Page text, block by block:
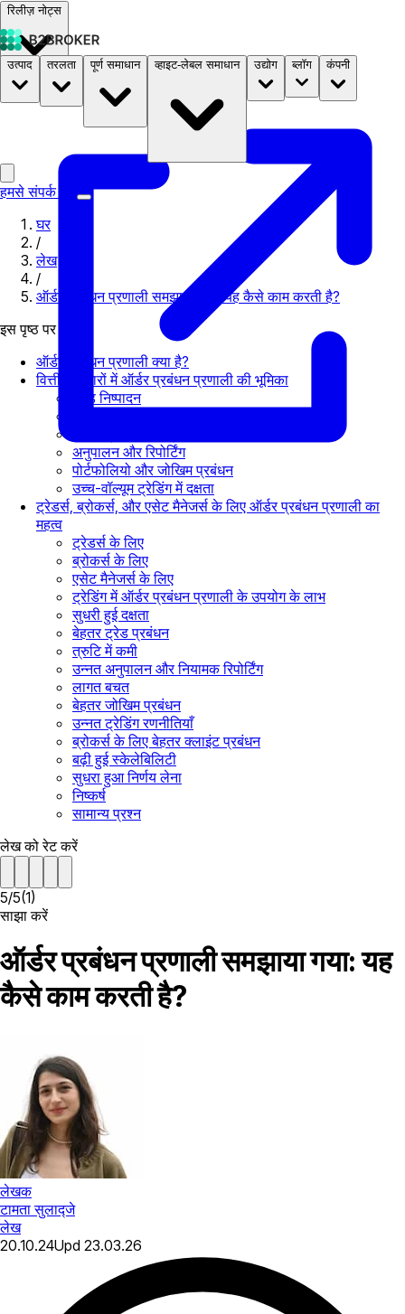
रिलीज़ नोट्स
दस्तावेज़ मूल्य निर्धारणB2STORE
उत्पाद तरलता पूर्ण समाधान व्हाइट-लेबल समाधान उद्योग ब्लॉग कंपनी
हमसे संपर्क करें
घर
/
लेख
/
ऑर्डर प्रबंधन प्रणाली​ समझाया गया: यह कैसे काम करती है?
इस पृष्ठ पर
ऑर्डर प्रबंधन प्रणाली क्या है?
वित्तीय बाजारों में ऑर्डर प्रबंधन प्रणाली की भूमिका
ट्रेड निष्पादन
अनुपालन और रिपोर्टिंग
पोर्टफोलियो और जोखिम प्रबंधन
उच्च-वॉल्यूम ट्रेडिंग में दक्षता
ट्रेडर्स, ब्रोकर्स, और एसेट मैनेजर्स के लिए ऑर्डर प्रबंधन प्रणाली का
महत्व
ट्रेडर्स के लिए
ब्रोकर्स के लिए
एसेट मैनेजर्स के लिए
ट्रेडिंग में ऑर्डर प्रबंधन प्रणाली के उपयोग के लाभ
सुधरी हुई दक्षता
बेहतर ट्रेड प्रबंधन
त्रुटि में कमी
उन्नत अनुपालन और नियामक रिपोर्टिंग
लागत बचत
बेहतर जोखिम प्रबंधन
उन्नत ट्रेडिंग रणनीतियाँ
ब्रोकर्स के लिए बेहतर क्लाइंट प्रबंधन
बढ़ी हुई स्केलेबिलिटी
सुधरा हुआ निर्णय लेना
निष्कर्ष
सामान्य प्रश्न
लेख को रेट करें
5/5(1)
साझा करें
ऑर्डर प्रबंधन प्रणाली​ समझाया गया: यह
कैसे काम करती है?
लेखक
टामता सुलाद्जे
लेख
20.10.24Upd 23.03.26